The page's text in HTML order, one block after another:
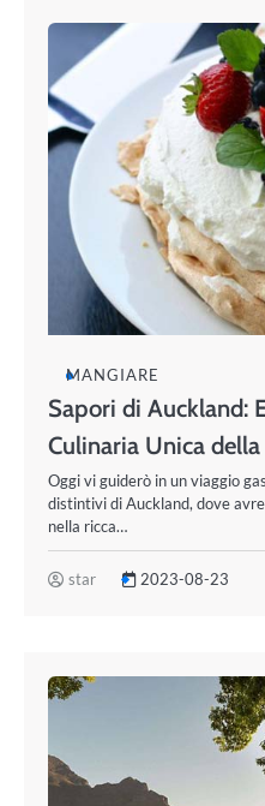
MANGIARE
Sapori di Auckland:
Culinaria Unica
Oggi vi guiderò in un viaggio
distintivi di Auckland, dove
nella ricca…
star 2023-08-23